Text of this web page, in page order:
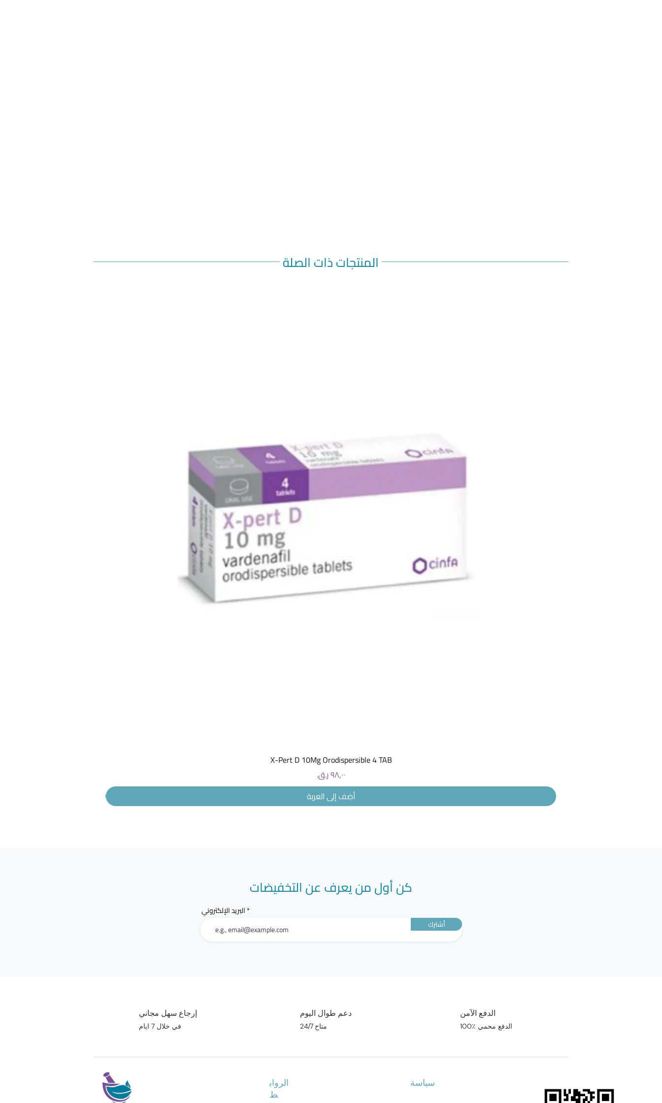
العرض السريع
X-Pert D 10Mg Orodispersible 4 TAB
السعر
أضِف إلى العربة
كن أول من يعرف عن التخفيضات
البريد الإلكتروني
أشترك
إرجاع سهل مجاني
في خلال 7 ايام
دعم طوال اليوم
متاح 24/7
الدفع الآمن
100٪ الدفع محمي
الرواب
ط
سياسة